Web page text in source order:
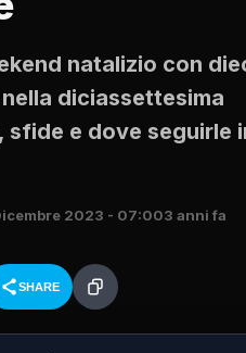
natalizio con
diciassettesima
e dove seguirle
2023 - 07:003 anni fa
SHARE